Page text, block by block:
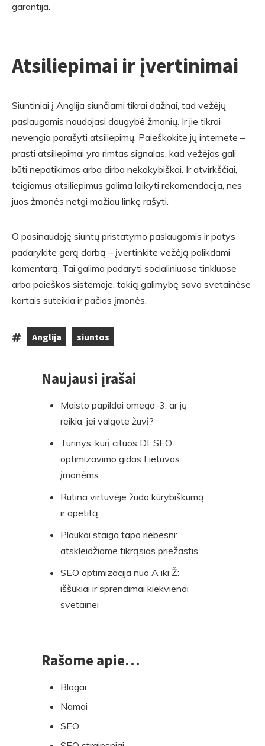
garantija.
Atsiliepimai ir įvertinimai
Siuntiniai į Anglija siunčiami tikrai dažnai, tad vežėjų
paslaugomis naudojasi daugybė žmonių. Ir jie tikrai
nevengia parašyti atsiliepimų. Paieškokite jų internete –
prasti atsiliepimai yra rimtas signalas, kad vežėjas gali
būti nepatikimas arba dirba nekokybiškai. Ir atvirkščiai,
teigiamus atsiliepimus galima laikyti rekomendacija, nes
juos žmonės netgi mažiau linkę rašyti.
O pasinaudoję siuntų pristatymo paslaugomis ir patys
padarykite gerą darbą – įvertinkite vežėją palikdami
komentarą. Tai galima padaryti socialiniuose tinkluose
arba paieškos sistemoje, tokią galimybę savo svetainėse
kartais suteikia ir pačios įmonės.
Tags:
Anglija
siuntos
Naujausi įrašai
Maisto papildai omega-3: ar jų
reikia, jei valgote žuvį?
Turinys, kurį cituos DI: SEO
optimizavimo gidas Lietuvos
įmonėms
Rutina virtuvėje žudo kūrybiškumą
ir apetitą
Plaukai staiga tapo riebesni:
atskleidžiame tikrąsias priežastis
SEO optimizacija nuo A iki Ž:
iššūkiai ir sprendimai kiekvienai
svetainei
Rašome apie…
Blogai
Namai
SEO